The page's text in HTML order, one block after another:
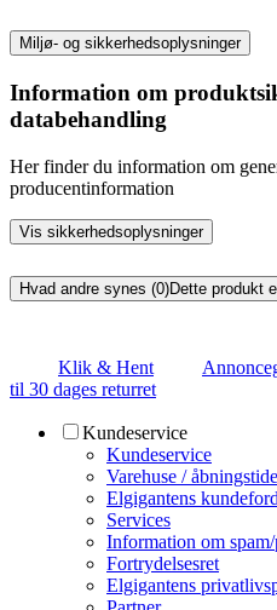
Miljø- og sikkerhedsoplysninger
Information om
databehandling
Her finder du information om
producentinformation
Vis sikkerhedsoplysninger
Hvad andre synes (0)Dette produkt
Klik & Hent
til 30 dages returret
Kundeservice
Kundeservice
Varehuse /
Elgigantens
Services
Information om
Fortrydelsesret
Elgigantens